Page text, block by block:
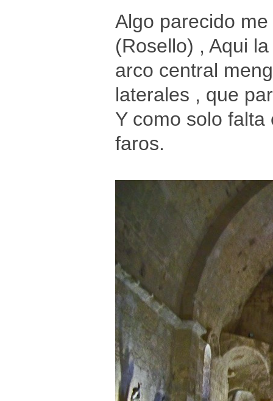
Algo parecido
(Rosello) , Aqui
arco central
laterales , que
Y como solo
faros.